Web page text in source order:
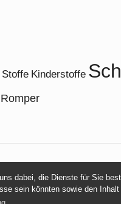
dabei, die Dienste für Sie
sein könnten sowie den
Kinderstoffe
Romper